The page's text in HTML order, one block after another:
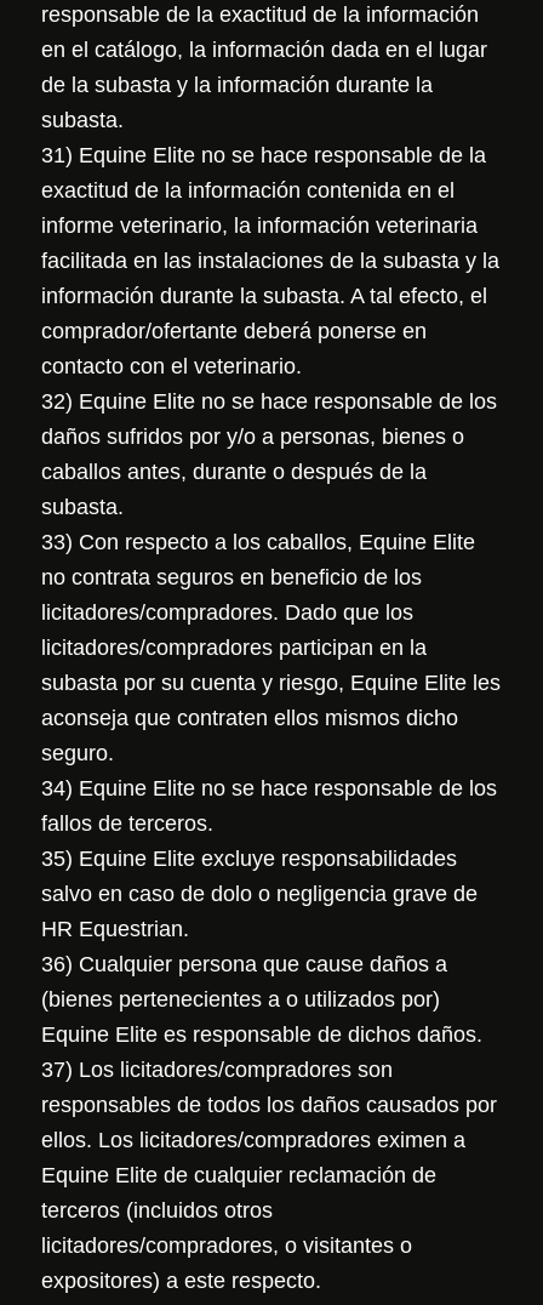
responsable de la exactitud de la información
en el catálogo, la información dada en el lugar
de la subasta y la información durante la
subasta.
31) Equine Elite no se hace responsable de la
exactitud de la información contenida en el
informe veterinario, la información veterinaria
facilitada en las instalaciones de la subasta y la
información durante la subasta. A tal efecto, el
comprador/ofertante deberá ponerse en
contacto con el veterinario.
32) Equine Elite no se hace responsable de los
daños sufridos por y/o a personas, bienes o
caballos antes, durante o después de la
subasta.
33) Con respecto a los caballos, Equine Elite
no contrata seguros en beneficio de los
licitadores/compradores. Dado que los
licitadores/compradores participan en la
subasta por su cuenta y riesgo, Equine Elite les
aconseja que contraten ellos mismos dicho
seguro.
34) Equine Elite no se hace responsable de los
fallos de terceros.
35) Equine Elite excluye responsabilidades
salvo en caso de dolo o negligencia grave de
HR Equestrian.
36) Cualquier persona que cause daños a
(bienes pertenecientes a o utilizados por)
Equine Elite es responsable de dichos daños.
37) Los licitadores/compradores son
responsables de todos los daños causados por
ellos. Los licitadores/compradores eximen a
Equine Elite de cualquier reclamación de
terceros (incluidos otros
licitadores/compradores, o visitantes o
expositores) a este respecto.